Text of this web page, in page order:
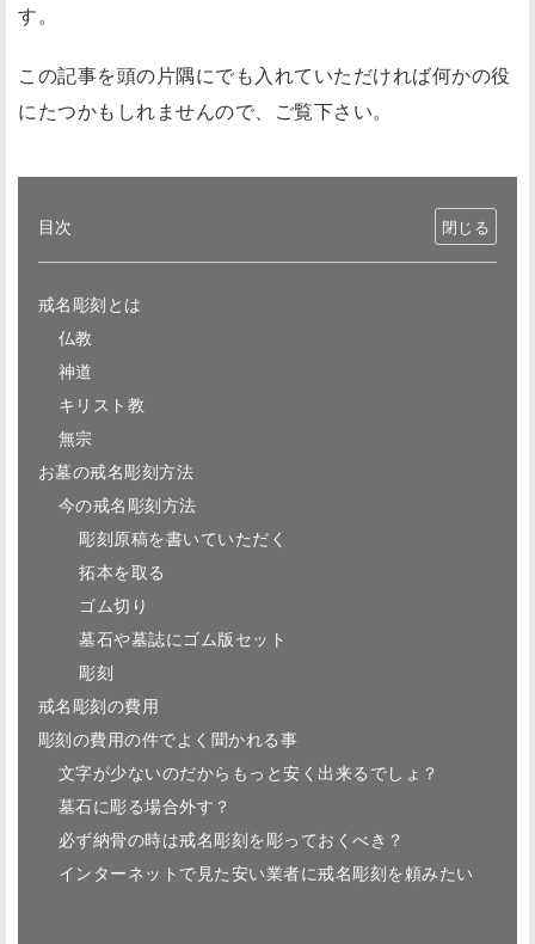
す。
この記事を頭の片隅にでも入れていただければ何かの役
にたつかもしれませんので、ご覧下さい。
目次
戒名彫刻とは
仏教
神道
キリスト教
無宗
お墓の戒名彫刻方法
今の戒名彫刻方法
彫刻原稿を書いていただく
拓本を取る
ゴム切り
墓石や墓誌にゴム版セット
彫刻
戒名彫刻の費用
彫刻の費用の件でよく聞かれる事
文字が少ないのだからもっと安く出来るでしょ？
墓石に彫る場合外す？
必ず納骨の時は戒名彫刻を彫っておくべき？
インターネットで見た安い業者に戒名彫刻を頼みたい